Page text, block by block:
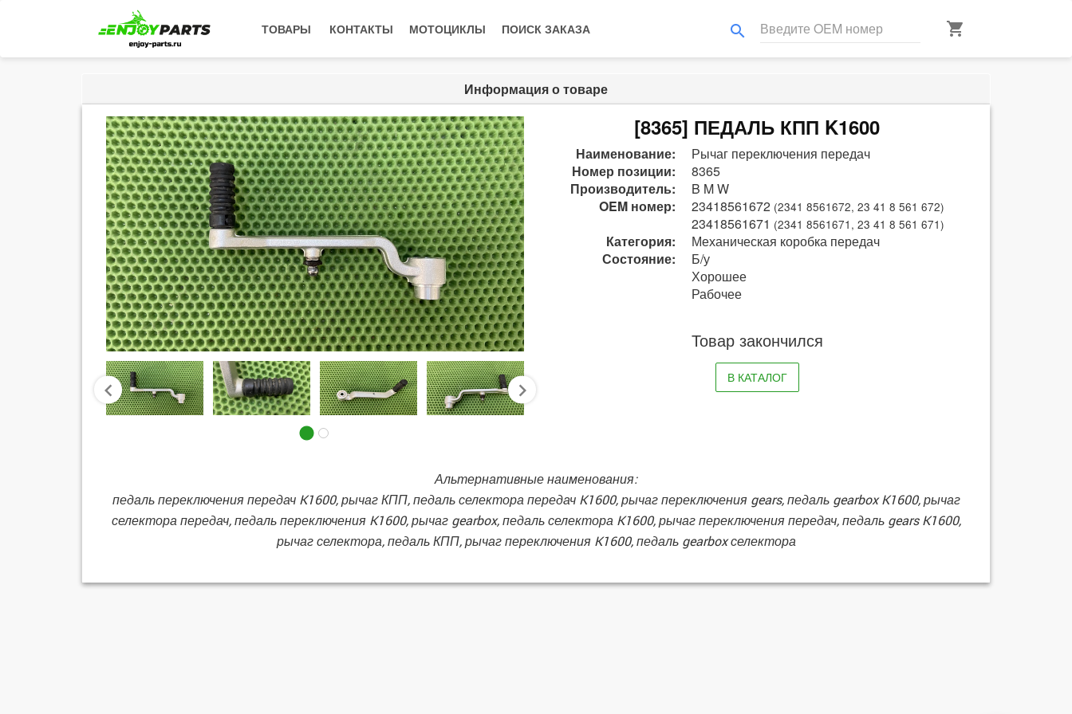
ТОВАРЫ КОНТАКТЫ МОТОЦИКЛЫ ПОИСК ЗАКАЗА search shopping_cart
Информация о товаре
prev next
[8365] ПЕДАЛЬ КПП K1600
Наименование:
Рычаг переключения передач
Номер позиции:
8365
Производитель:
B M W
OEM номер:
23418561672 (2341 8561672, 23 41 8 561 672)
23418561671 (2341 8561671, 23 41 8 561 671)
Категория:
Механическая коробка передач
Состояние:
Б/у
Хорошее
Рабочее
Товар закончился
В КАТАЛОГ
Альтернативные наименования:
педаль переключения передач K1600, рычаг КПП, педаль селектора передач K1600, рычаг переключения gears, педаль gearbox K1600, рычаг
селектора передач, педаль переключения K1600, рычаг gearbox, педаль селектора K1600, рычаг переключения передач, педаль gears K1600,
рычаг селектора, педаль КПП, рычаг переключения K1600, педаль gearbox селектора